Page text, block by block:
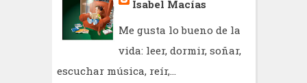
Isabel Macías
Me gusta lo bueno de la
vida: leer, dormir, soñar,
escuchar música, reír,...